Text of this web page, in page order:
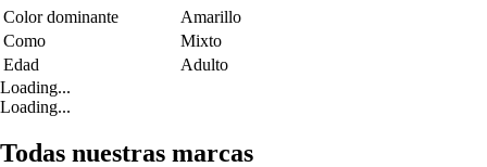
Color dominante
Amarillo
Como
Mixto
Edad
Adulto
Loading...
Loading...
Todas nuestras marcas